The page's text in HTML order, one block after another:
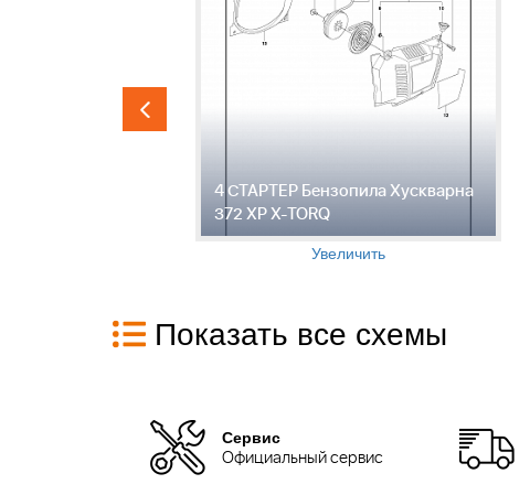
4 СТАРТЕР Бензопила Хускварна
372 XP X-TORQ
Увеличить
Показать все схемы
Сервис
Официальный сервис